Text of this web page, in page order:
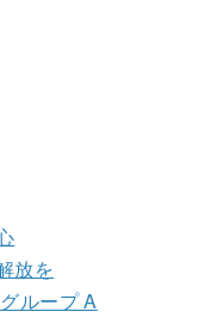
放を
ループ A